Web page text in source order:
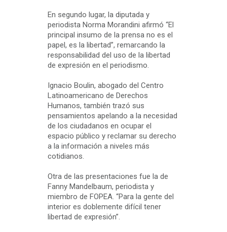
En segundo lugar, la diputada y
periodista Norma Morandini afirmó “El
principal insumo de la prensa no es el
papel, es la libertad”, remarcando la
responsabilidad del uso de la libertad
de expresión en el periodismo.
Ignacio Boulin, abogado del Centro
Latinoamericano de Derechos
Humanos, también trazó sus
pensamientos apelando a la necesidad
de los ciudadanos en ocupar el
espacio público y reclamar su derecho
a la información a niveles más
cotidianos.
Otra de las presentaciones fue la de
Fanny Mandelbaum, periodista y
miembro de FOPEA. “Para la gente del
interior es doblemente difícil tener
libertad de expresión”.